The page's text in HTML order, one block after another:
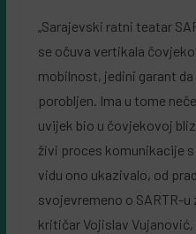
„Sarajevski ratni teatar
se očuva vertikala
mobilnost, jedini garant
porobljen. Ima u tome
uvijek bio u čovjekovoj
živi proces komunikacije
vidu ono ukazivalo, od
svojevremeno o SARTR-
kritičar Vojislav